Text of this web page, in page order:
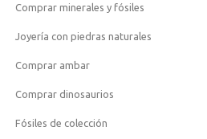
Comprar minerales y fósiles
Joyería con piedras naturales
Comprar ambar
Comprar dinosaurios
Fósiles de colección